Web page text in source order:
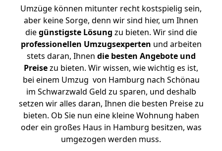
Umzüge können mitunter recht kostspielig sein,
aber keine Sorge, denn wir sind hier, um Ihnen
diegünstigste Lösung zu bieten. Wir sind die
professionellen Umzugsexperten und arbeiten
stets daran, Ihnen die besten Angebote und
Preisezu bieten. Wir wissen, wie wichtig es ist,
bei einem Umzug von Hamburg nach Schönau
im Schwarzwald Geld zu sparen, und deshalb
setzen wir alles daran, Ihnen die besten Preise zu
bieten. Ob Sie nun eine kleine Wohnung haben
oder ein großes Haus in Hamburg besitzen, was
umgezogen werden muss.